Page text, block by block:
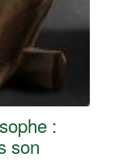
:
son